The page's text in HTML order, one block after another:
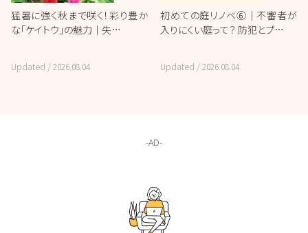
猛暑に強く秋まで咲く！彩り豊か
な「ケイトウ」の魅力｜失…
Updated /2026.08.04
初めての庭リノベ⑥｜不審者が
入りにくい庭って？ 防犯とプ…
Updated /2026.08.04